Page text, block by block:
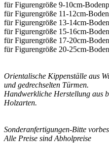
für Figurengröße 9-10cm-
für Figurengröße 11-12cm-
für Figurengröße 13-14cm-
für Figurengröße 15-16cm-
für Figurengröße 17-20cm-
für Figurengröße 20-25cm-
Orientalische Kippenställe aus
und gedrechselten Türmen.
Handwerkliche Herstellung aus
Holzarten.
Sonderanfertigungen-Bitte
Alle Preise sind Abholpreise